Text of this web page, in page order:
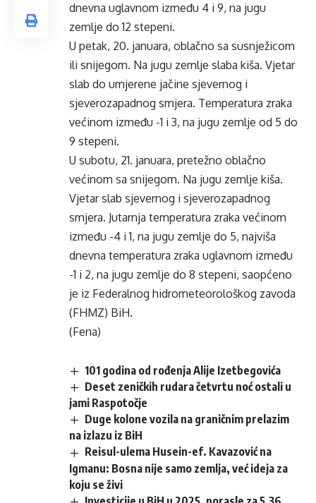
dnevna uglavnom između 4 i 9, na jugu
zemlje do 12 stepeni.
U petak, 20. januara, oblačno sa susnježicom
ili snijegom. Na jugu zemlje slaba kiša. Vjetar
slab do umjerene jačine sjevernog i
sjeverozapadnog smjera. Temperatura zraka
većinom između -1 i 3, na jugu zemlje od 5 do
9 stepeni.
U subotu, 21. januara, pretežno oblačno
većinom sa snijegom. Na jugu zemlje kiša.
Vjetar slab sjevernog i sjeverozapadnog
smjera. Jutarnja temperatura zraka većinom
između -4 i 1, na jugu zemlje do 5, najviša
dnevna temperatura zraka uglavnom između
-1 i 2, na jugu zemlje do 8 stepeni, saopćeno
je iz Federalnog hidrometeorološkog zavoda
(FHMZ) BiH.
(Fena)
101 godina od rođenja Alije Izetbegovića
Deset zeničkih rudara četvrtu noć ostali u
jami Raspotočje
Duge kolone vozila na graničnim prelazim
na izlazu iz BiH
Reisul-ulema Husein-ef. Kavazović na
Igmanu: Bosna nije samo zemlja, već ideja za
koju se živi